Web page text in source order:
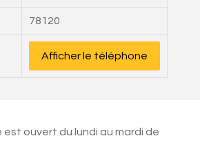
78120
Afficher le téléphone
ouvert du lundi au mardi de